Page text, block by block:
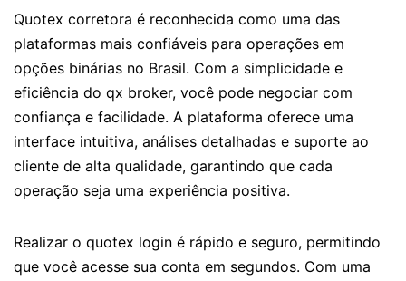
Quotex corretora é reconhecida como uma das
plataformas mais confiáveis para operações em
opções binárias no Brasil. Com a simplicidade e
eficiência do qx broker, você pode negociar com
confiança e facilidade. A plataforma oferece uma
interface intuitiva, análises detalhadas e suporte ao
cliente de alta qualidade, garantindo que cada
operação seja uma experiência positiva.
Realizar o quotex login é rápido e seguro, permitindo
que você acesse sua conta em segundos. Com uma